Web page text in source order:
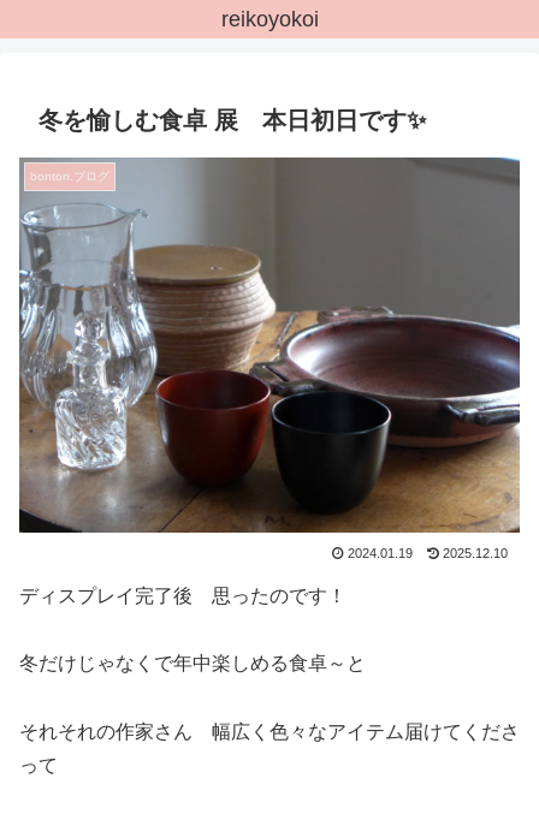
reikoyokoi
冬を愉しむ食卓 展 本日初日です✨
bonton.ブログ
2024.01.19 2025.12.10
ディスプレイ完了後 思ったのです！
冬だけじゃなくで年中楽しめる食卓～と
それそれの作家さん 幅広く色々なアイテム届けてくださ
って